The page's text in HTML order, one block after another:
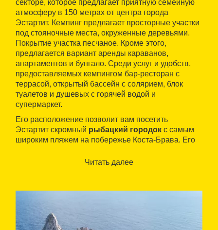
секторе, которое предлагает приятную семейную
атмосферу в 150 метрах от центра города
Эстартит. Кемпинг предлагает просторные участки
под стояночные места, окруженные деревьями.
Покрытие участка песчаное. Кроме этого,
предлагается вариант аренды караванов,
апартаментов и бунгало. Среди услуг и удобств,
предоставляемых кемпингом бар-ресторан с
террасой, открытый бассейн с солярием, блок
туалетов и душевых c горячей водой и
супермаркет.
Его расположение позволит вам посетить
Эстартит скромный рыбацкий городок с самым
широким пляжем на побережье Коста-Брава. Его
такими водными видами спорта, как дайвинг,
Читать далее